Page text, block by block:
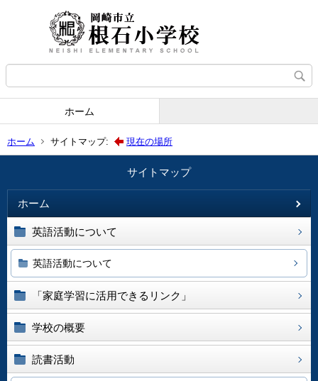
ホーム
ホーム サイトマップ: 現在の場所
サイトマップ
ホーム
英語活動について
英語活動について
「家庭学習に活用できるリンク」
学校の概要
読書活動